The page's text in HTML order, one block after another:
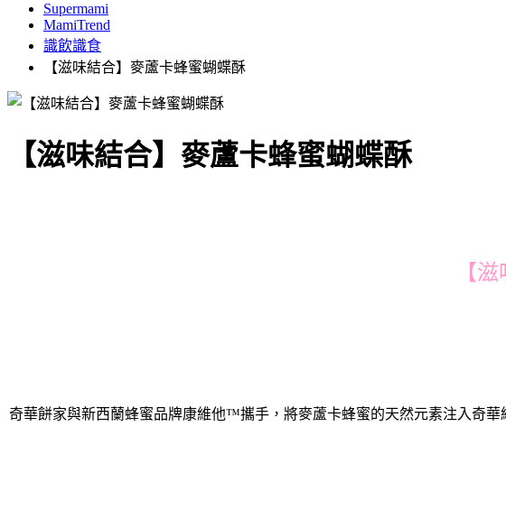
Supermami
MamiTrend
識飲識食
【滋味結合】麥蘆卡蜂蜜蝴蝶酥
【滋味結合】麥蘆卡蜂蜜蝴蝶酥
【
奇華餅家與新西蘭蜂蜜品牌康維他™攜手，將麥蘆卡蜂蜜的天然元素注入奇